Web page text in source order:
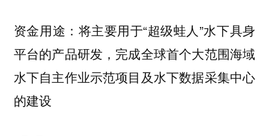
资金用途： 将主要用于“超级蛙人”水下具身
平台的产品研发，完成全球首个大范围海域
水下自主作业示范项目及水下数据采集中心
的建设